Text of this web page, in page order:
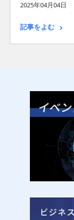
2025年04月04日
記事をよむ